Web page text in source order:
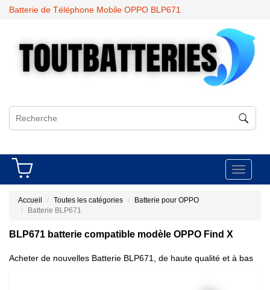
Batterie de Téléphone Mobile OPPO BLP671
Toggle
Accueil Toutes les catégories
Batterie pour OPPO
Batterie BLP671
BLP671 batterie compatible modèle OPPO Find X
Acheter de nouvelles Batterie BLP671, de haute qualité et à bas